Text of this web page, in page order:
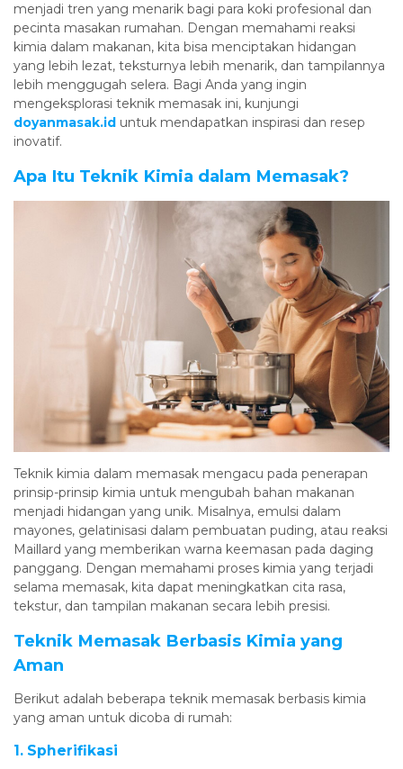
menjadi tren yang menarik bagi para koki profesional dan
pecinta masakan rumahan. Dengan memahami reaksi
kimia dalam makanan, kita bisa menciptakan hidangan
yang lebih lezat, teksturnya lebih menarik, dan tampilannya
lebih menggugah selera. Bagi Anda yang ingin
mengeksplorasi teknik memasak ini, kunjungi
doyanmasak.id untuk mendapatkan inspirasi dan resep
inovatif.
Apa Itu Teknik Kimia dalam Memasak?
Teknik kimia dalam memasak mengacu pada penerapan
prinsip-prinsip kimia untuk mengubah bahan makanan
menjadi hidangan yang unik. Misalnya, emulsi dalam
mayones, gelatinisasi dalam pembuatan puding, atau reaksi
Maillard yang memberikan warna keemasan pada daging
panggang. Dengan memahami proses kimia yang terjadi
selama memasak, kita dapat meningkatkan cita rasa,
tekstur, dan tampilan makanan secara lebih presisi.
Teknik Memasak Berbasis Kimia yang
Aman
Berikut adalah beberapa teknik memasak berbasis kimia
yang aman untuk dicoba di rumah:
1. Spherifikasi